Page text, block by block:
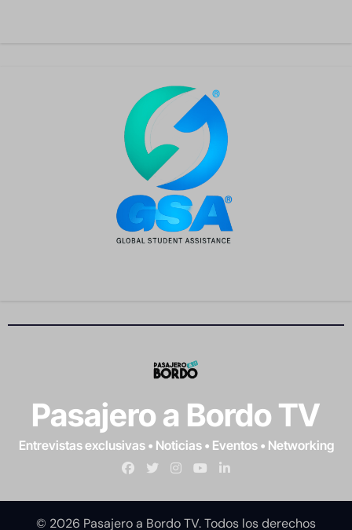
Pasajero a Bordo TV
Entrevistas exclusivas • Noticias • Eventos • Networking
© 2026 Pasajero a Bordo TV. Todos los derechos